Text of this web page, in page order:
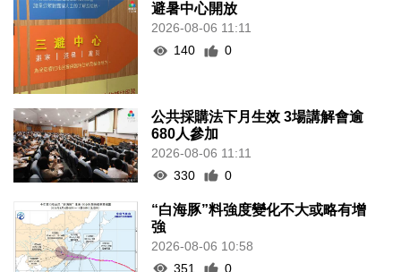
避暑中心開放
2026-08-06 11:11
140
0
公共採購法下月生效 3場講解會逾
680人參加
2026-08-06 11:11
330
0
“白海豚”料強度變化不大或略有增
強
2026-08-06 10:58
351
0